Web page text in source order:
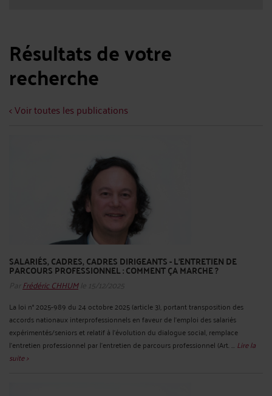
Résultats de votre
recherche
< Voir toutes les publications
SALARIÉS, CADRES, CADRES DIRIGEANTS - L’ENTRETIEN DE
PARCOURS PROFESSIONNEL : COMMENT ÇA MARCHE ?
Par Frédéric CHHUMle 15/12/2025
La loi n° 2025-989 du 24 octobre 2025 (article 3), portant transposition des
accords nationaux interprofessionnels en faveur de l’emploi des salariés
expérimentés/seniors et relatif à l’évolution du dialogue social, remplace
l’entretien professionnel par l’entretien de parcours professionnel (Art. ... Lire la
suite >